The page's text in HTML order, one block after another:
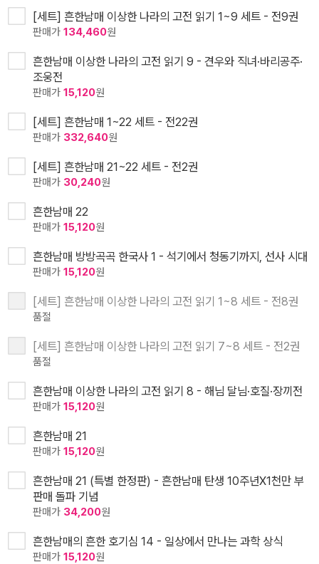
[세트] 흔한남매 이상한 나라의 고전 읽기 1~9 세트 - 전9권
판매가 134,460원
흔한남매 이상한 나라의 고전 읽기 9 - 견우와 직녀·바리공주·
조웅전
판매가 15,120원
[세트] 흔한남매 1~22 세트 - 전22권
판매가 332,640원
[세트] 흔한남매 21~22 세트 - 전2권
판매가 30,240원
흔한남매 22
판매가 15,120원
흔한남매 방방곡곡 한국사 1 - 석기에서 청동기까지, 선사 시대
판매가 15,120원
[세트] 흔한남매 이상한 나라의 고전 읽기 1~8 세트 - 전8권
품절
[세트] 흔한남매 이상한 나라의 고전 읽기 7~8 세트 - 전2권
품절
흔한남매 이상한 나라의 고전 읽기 8 - 해님 달님·호질·장끼전
판매가 15,120원
흔한남매 21
판매가 15,120원
흔한남매 21 (특별 한정판) - 흔한남매 탄생 10주년X1천만 부
판매 돌파 기념
판매가 34,200원
흔한남매의 흔한 호기심 14 - 일상에서 만나는 과학 상식
판매가 15,120원